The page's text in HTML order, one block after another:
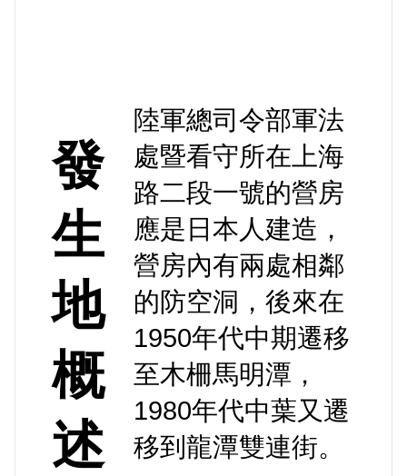
發
生
地
概
述
陸軍總司令部軍法
處暨看守所在上海
路二段一號的營房
應是日本人建造，
營房內有兩處相鄰
的防空洞，後來在
1950年代中期遷移
至木柵馬明潭，
1980年代中葉又遷
移到龍潭雙連街。